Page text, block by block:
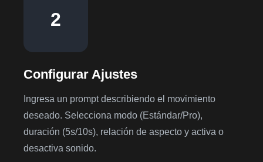
2
Configurar Ajustes
Ingresa un prompt describiendo el movimiento
deseado. Selecciona modo (Estándar/Pro),
duración (5s/10s), relación de aspecto y activa o
desactiva sonido.